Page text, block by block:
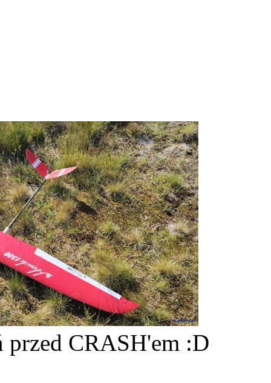
przed CRASH'em :D